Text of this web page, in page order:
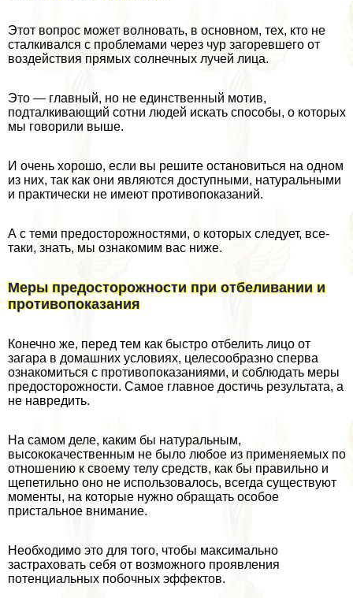
Этот вопрос может волновать, в основном, тех, кто не
сталкивался с проблемами через чур загоревшего от
воздействия прямых солнечных лучей лица.
Это — главный, но не единственный мотив,
подталкивающий сотни людей искать способы, о которых
мы говорили выше.
И очень хорошо, если вы решите остановиться на одном
из них, так как они являются доступными, натуральными
и пpaктически не имеют противопоказаний.
А с теми предосторожностями, о которых следует, все-
таки, знать, мы ознакомим вас ниже.
Меры предосторожности при отбеливании и
противопоказания
Конечно же, перед тем как быстро отбелить лицо от
загара в домашних условиях, целесообразно сперва
ознакомиться с противопоказаниями, и соблюдать меры
предосторожности. Самое главное достичь результата, а
не навредить.
На самом деле, каким бы натуральным,
высококачественным не было любое из применяемых по
отношению к своему телу средств, как бы правильно и
щепетильно оно не использовалось, всегда существуют
моменты, на которые нужно обращать особое
пристальное внимание.
Необходимо это для того, чтобы максимально
застраховать себя от возможного проявления
потенциальных побочных эффектов.